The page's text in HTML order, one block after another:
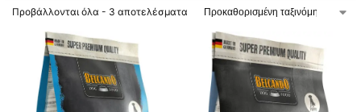
Προβάλλονται όλα - 3 αποτελέσματα